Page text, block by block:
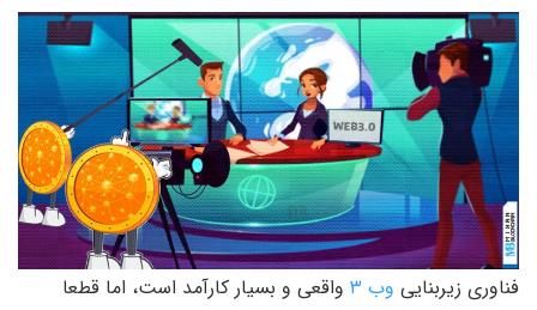
فناوری‌ زیربنایی وب ۳
واقعی و بسیار کارآمد است، اما قطعا